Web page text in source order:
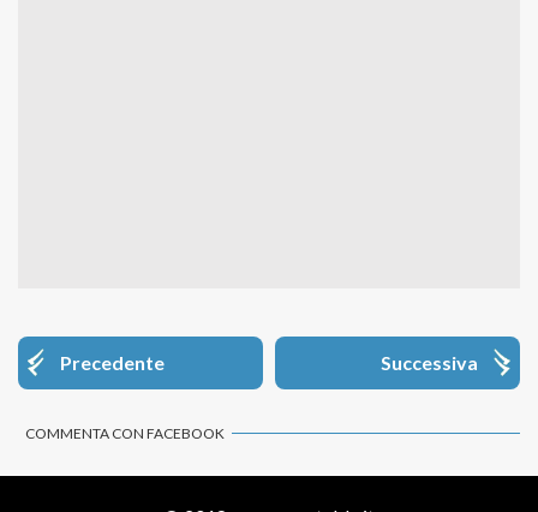
Precedente Successiva
COMMENTA CON FACEBOOK